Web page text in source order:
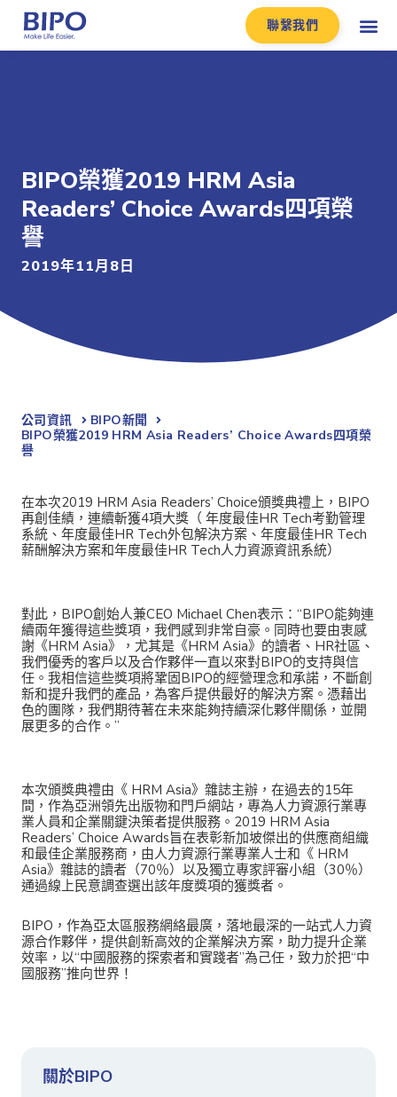
聯繫我們
BIPO榮獲2019 HRM Asia
Readers’ Choice Awards四項榮
譽
2019年11月8日
公司資訊
BIPO新聞​
BIPO榮獲2019 HRM Asia Readers’ Choice Awards四項榮
譽
在本次2019 HRM Asia Readers’ Choice頒獎典禮上，BIPO
再創佳績，連續斬獲4項大獎（ 年度最佳HR Tech考勤管理
系統、年度最佳HR Tech外包解決方案、年度最佳HR Tech
薪酬解決方案和年度最佳HR Tech人力資源資訊系統）
對此，BIPO創始人兼CEO Michael Chen表示：“BIPO能夠連
續兩年獲得這些獎項，我們感到非常自豪。同時也要由衷感
謝《HRM Asia》，尤其是《HRM Asia》的讀者、HR社區、
我們優秀的客戶以及合作夥伴一直以來對BIPO的支持與信
任。我相信這些獎項將鞏固BIPO的經營理念和承諾，不斷創
新和提升我們的產品，為客戶提供最好的解決方案。憑藉出
色的團隊，我們期待著在未來能夠持續深化夥伴關係，並開
展更多的合作。”
本次頒獎典禮由《 HRM Asia》雜誌主辦，在過去的15年
間，作為亞洲領先出版物和門戶網站，專為人力資源行業專
業人員和企業關鍵決策者提供服務。2019 HRM Asia
Readers’ Choice Awards旨在表彰新加坡傑出的供應商組織
和最佳企業服務商，由人力資源行業專業人士和《 HRM
Asia》雜誌的讀者（70％）以及獨立專家評審小組（30％）
通過線上民意調查選出該年度獎項的獲獎者。
BIPO，作為亞太區服務網絡最廣，落地最深的一站式人力資
源合作夥伴，提供創新高效的企業解決方案，助力提升企業
效率，以“中國服務的探索者和實踐者”為己任，致力於把“中
國服務”推向世界！
關於BIPO